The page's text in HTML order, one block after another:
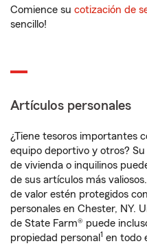
Comience su cotización de
sencillo!
Artículos personales
¿Tiene tesoros importantes
equipo deportivo y otros?
de vivienda o inquilinos
de sus artículos más
de valor estén protegidos
personales en Chester, NY.
de State Farm® puede
propiedad personal 1 en todo